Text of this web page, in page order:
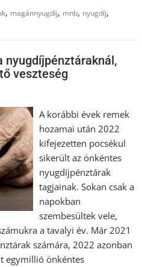
, magánnyugdíj, mnb, nyugdíj,
nyugdíjpénztáraknál,
veszteség
A korábbi évek remek
hozamai után 2022
kifejezetten pocsékul
sikerült az önkéntes
nyugdíjpénztárak
tagjainak. Sokan csak a
napokban
szembesültek vele,
a tavalyi év. Már 2021
számára, 2022 azonban
egymillió önkéntes